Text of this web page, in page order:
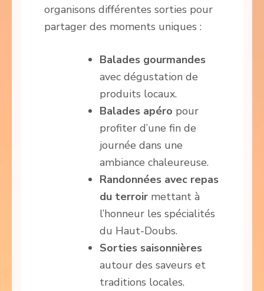
organisons différentes sorties pour
partager des moments uniques :
Balades gourmandes
avec dégustation de
produits locaux.
Balades apéro pour
profiter d’une fin de
journée dans une
ambiance chaleureuse.
Randonnées avec repas
du terroir mettant à
l’honneur les spécialités
du Haut-Doubs.
Sorties saisonnières
autour des saveurs et
traditions locales.